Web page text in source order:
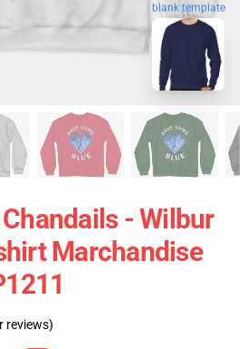
blank template
- Wilbur
Marchandise
reviews)